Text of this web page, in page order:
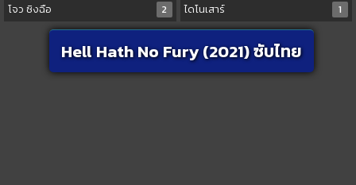
โจว ซิงฉือ
2 ไดโนเสาร์ 1
Hell Hath No Fury (2021) ซับไทย